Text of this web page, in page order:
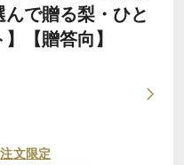
で贈る梨・ひと
【贈答向】
文限定